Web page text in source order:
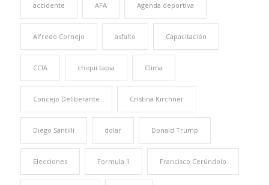
accidente AFA Agenda deportiva
Alfredo Cornejo asfalto Capacitación
CCIA chiqui tapia Clima
Concejo Deliberante Cristina Kirchner
Diego Santilli dolar Donald Trump
Elecciones Formula 1 Francisco Cerúndolo